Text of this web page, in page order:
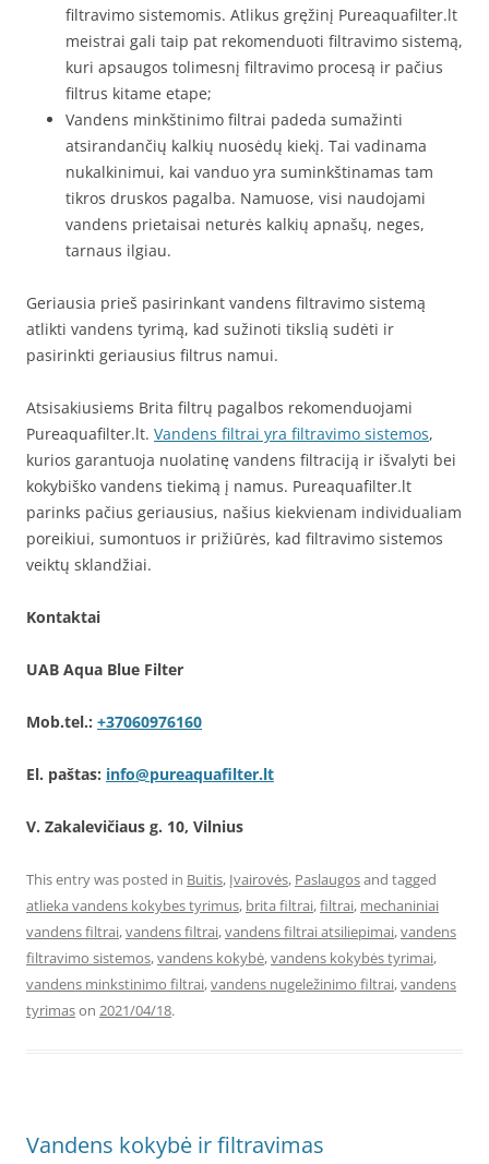
filtravimo sistemomis. Atlikus gręžinį Pureaquafilter.lt
meistrai gali taip pat rekomenduoti filtravimo sistemą,
kuri apsaugos tolimesnį filtravimo procesą ir pačius
filtrus kitame etape;
Vandens minkštinimo filtrai padeda sumažinti
atsirandančių kalkių nuosėdų kiekį. Tai vadinama
nukalkinimui, kai vanduo yra suminkštinamas tam
tikros druskos pagalba. Namuose, visi naudojami
vandens prietaisai neturės kalkių apnašų, neges,
tarnaus ilgiau.
Geriausia prieš pasirinkant vandens filtravimo sistemą
atlikti vandens tyrimą, kad sužinoti tikslią sudėti ir
pasirinkti geriausius filtrus namui.
Atsisakiusiems Brita filtrų pagalbos rekomenduojami
Pureaquafilter.lt. Vandens filtrai yra filtravimo sistemos,
kurios garantuoja nuolatinę vandens filtraciją ir išvalyti bei
kokybiško vandens tiekimą į namus. Pureaquafilter.lt
parinks pačius geriausius, našius kiekvienam individualiam
poreikiui, sumontuos ir prižiūrės, kad filtravimo sistemos
veiktų sklandžiai.
Kontaktai
UAB Aqua Blue Filter
Mob.tel.: +37060976160
El. paštas: info@pureaquafilter.lt
V. Zakalevičiaus g. 10, Vilnius
This entry was posted in Buitis, Įvairovės, Paslaugosand tagged
atlieka vandens kokybes tyrimus, brita filtrai,filtrai, mechaniniai
vandens filtrai,vandens filtrai,vandens filtrai atsiliepimai,vandens
filtravimo sistemos,vandens kokybė,vandens kokybės tyrimai,
vandens minkstinimo filtrai,vandens nugeležinimo filtrai,vandens
tyrimason 2021/04/18.
Vandens kokybė ir filtravimas